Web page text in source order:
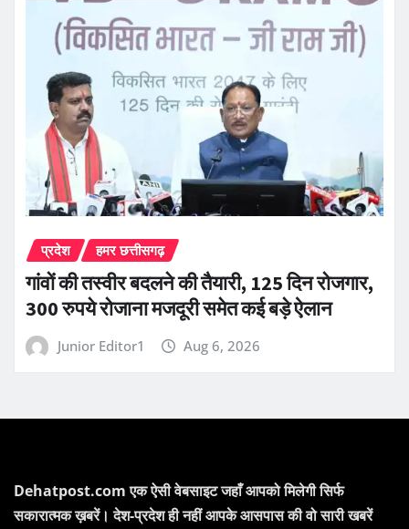
प्रदेश हमर छत्तीसगढ़
गांवों की तस्वीर बदलने की तैयारी, 125 दिन रोजगार,
300 रुपये रोजाना मजदूरी समेत कई बड़े ऐलान
Junior Editor1 Aug 6, 2026
Dehatpost.com एक ऐसी वेबसाइट जहाँ आपको मिलेगी सिर्फ
सकारात्मक ख़बरें। देश-प्रदेश ही नहीं आपके आसपास की वो सारी खबरें